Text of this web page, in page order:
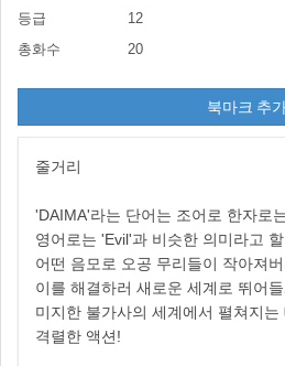
등급
12
총화수
20
북마크 추
줄거리
'DAIMA'라는 단어는 조어로 한자로
영어로는 'Evil'과 비슷한 의미라고
어떤 음모로 오공 무리들이 작아져
이를 해결하러 새로운 세계로 뛰어
미지한 불가사의 세계에서 펼쳐지는
격렬한 액션!